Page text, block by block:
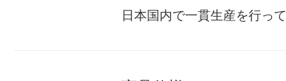
日本国内で一貫生産を行っ